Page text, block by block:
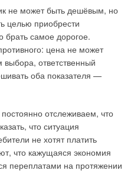
не может быть дешёвым, но
целью приобрести
брать самое дорогое.
цена не может
ответственный
оба показателя —
отслеживаем, что
что ситуация
не хотят платить
что кажущаяся экономия
переплатами на протяжении
с поступающего ветра,
ВЭУ, создаётся
ветра и более высокой
за ветроколесом»
влияет
далее по течению
отношениях. Во-первых, та
вторых, увеличивается
что
после
до первоначального
использовании
коррективы в свои
экологически безопасные
солнечную энергетику,
как по ценам,
угрозу для
сжигании угля, так и по
энергетики за
электроэнергии, чем
углеводородах. Это
в 1882 году была запущена
электростанция. По